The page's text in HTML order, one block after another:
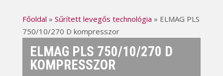
Főoldal » Sűrített levegős technológia » ELMAG PLS
750/10/270 D kompresszor
ELMAG PLS 750/10/270 D
KOMPRESSZOR